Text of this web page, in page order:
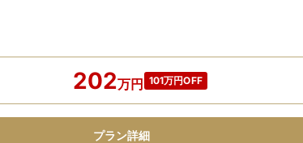
202万円 101万円OFF
プラン詳細